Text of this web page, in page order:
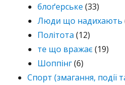
блоґерське (33)
Люди що надихають
Політота (12)
те що вражає(19)
Шоппінг(6)
Спорт (змагання, події